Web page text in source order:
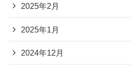
2025年2月
2025年1月
2024年12月